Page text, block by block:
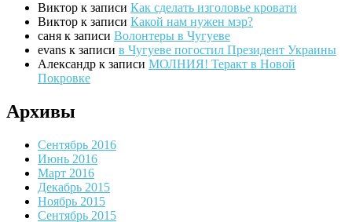
Виктор к записи Как сделать изголовье кровати
Виктор к записи Какой нам нужен мэр?
саня к записи Волонтеры в Чугуеве
evans к записи в Чугуеве погостил Президент Украины
Александр к записи МОЛНИЯ! Теракт в Новой
Покровке
Архивы
Сентябрь 2016
Июнь 2016
Март 2016
Декабрь 2015
Ноябрь 2015
Сентябрь 2015